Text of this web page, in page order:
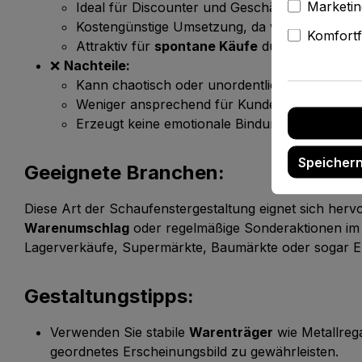
Ideal für Discounter und Geschäfte mit
Kostengünstige Umsetzung, da weniger
Attraktiv für spontane Käufe durch eine
❌ Nachteile:
Kann chaotisch oder unordentlich wirken,
Weniger ansprechend für Kunden, die Wert
Erzeugt keine emotionale Bindung, da es stark
Geeignete Branchen:
Diese Art der Schaufenstergestaltung eignet sich
Warenumschlag oder regelmäßige Sonderaktionen
Lagerverkäufe, Supermärkte, Baumärkte oder sogar
Gestaltungstipps:
Verwenden Sie stabile Warenträger wie
geordnetes Erscheinungsbild zu gewährleisten.
Speichern